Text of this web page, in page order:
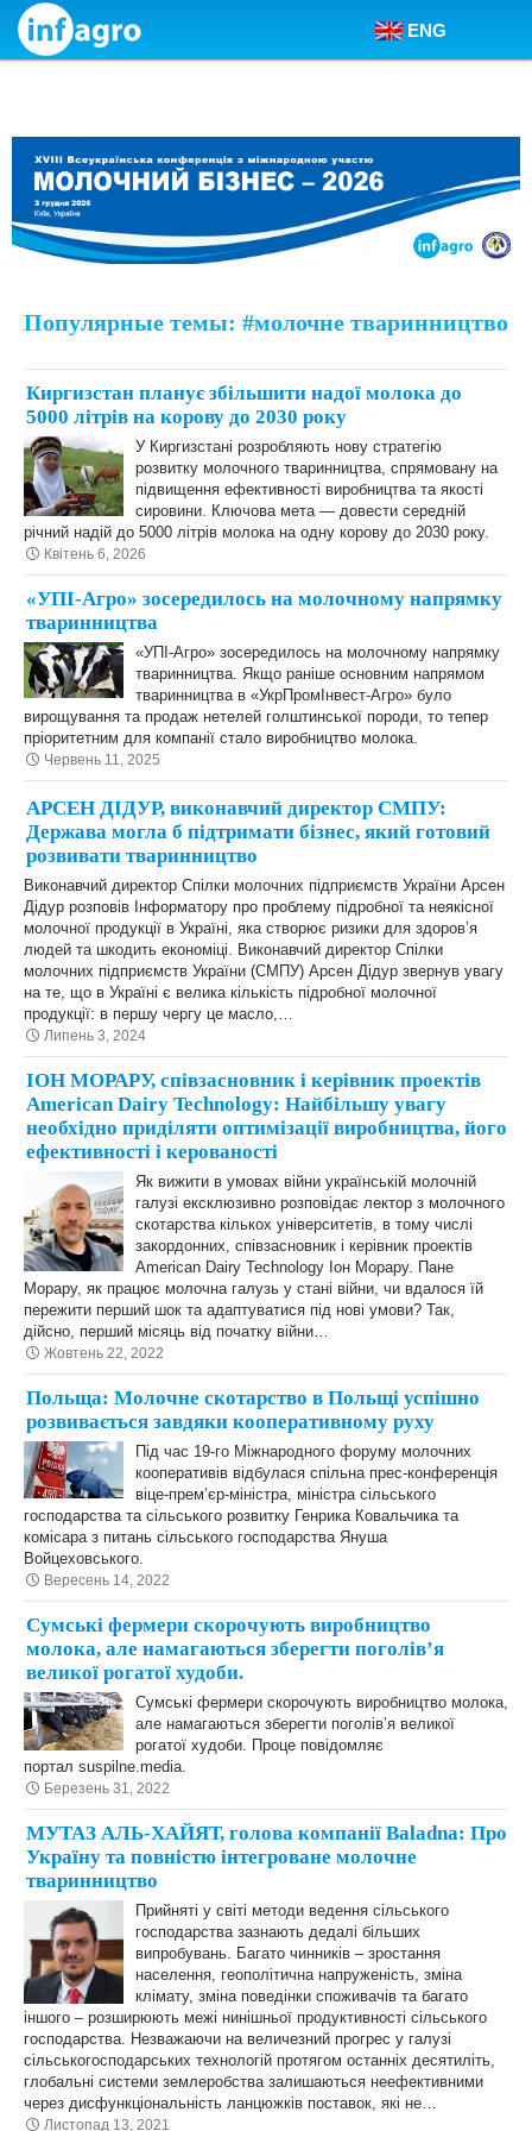
Skip to content
ENG
Популярные темы: #молочне тваринництво
Киргизстан планує збільшити надої молока до
5000 літрів на корову до 2030 року
У Киргизстані розробляють нову стратегію
розвитку молочного тваринництва, спрямовану на
підвищення ефективності виробництва та якості
сировини. Ключова мета — довести середній
річний надій до 5000 літрів молока на одну корову до 2030 року.
Квітень 6, 2026
«УПІ-Агро» зосередилось на молочному напрямку
тваринництва
«УПІ-Агро» зосередилось на молочному напрямку
тваринництва. Якщо раніше основним напрямом
тваринництва в «УкрПромІнвест-Агро» було
вирощування та продаж нетелей голштинської породи, то тепер
пріоритетним для компанії стало виробництво молока.
Червень 11, 2025
АРСЕН ДІДУР, виконавчий директор СМПУ:
Держава могла б підтримати бізнес, який готовий
розвивати тваринництво
Виконавчий директор Спілки молочних підприємств України Арсен
Дідур розповів Інформатору про проблему підробної та неякісної
молочної продукції в Україні, яка створює ризики для здоров’я
людей та шкодить економіці. Виконавчий директор Спілки
молочних підприємств України (СМПУ) Арсен Дідур звернув увагу
на те, що в Україні є велика кількість підробної молочної
продукції: в першу чергу це масло,…
Липень 3, 2024
ІОН МОРАРУ, співзасновник і керівник проектів
American Dairy Technology: Найбільшу увагу
необхідно приділяти оптимізації виробництва, його
ефективності і керованості
Як вижити в умовах війни українській молочній
галузі ексклюзивно розповідає лектор з молочного
скотарства кількох університетів, в тому числі
закордонних, співзасновник і керівник проектів
American Dairy Technology Іон Морару. Пане
Морару, як працює молочна галузь у стані війни, чи вдалося їй
пережити перший шок та адаптуватися під нові умови? Так,
дійсно, перший місяць від початку війни…
Жовтень 22, 2022
Польща: Молочне скотарство в Польщі успішно
розвивається завдяки кооперативному руху
Під час 19-го Міжнародного форуму молочних
кооперативів відбулася спільна прес-конференція
віце-прем’єр-міністра, міністра сільського
господарства та сільського розвитку Генрика Ковальчика та
комісара з питань сільського господарства Януша
Войцеховського.
Вересень 14, 2022
Сумські фермери скорочують виробництво
молока, але намагаються зберегти поголів’я
великої рогатої худоби.
Сумські фермери скорочують виробництво молока,
але намагаються зберегти поголів’я великої
рогатої худоби. Проце повідомляє
портал suspilne.media.
Березень 31, 2022
МУТАЗ АЛЬ-ХАЙЯТ, голова компанії Baladna: Про
Україну та повністю інтегроване молочне
тваринництво
Прийняті у світі методи ведення сільського
господарства зазнають дедалі більших
випробувань. Багато чинників – зростання
населення, геополітична напруженість, зміна
клімату, зміна поведінки споживачів та багато
іншого – розширюють межі нинішньої продуктивності сільського
господарства. Незважаючи на величезний прогрес у галузі
сільськогосподарських технологій протягом останніх десятиліть,
глобальні системи землеробства залишаються неефективними
через дисфункціональність ланцюжків поставок, які не…
Листопад 13, 2021